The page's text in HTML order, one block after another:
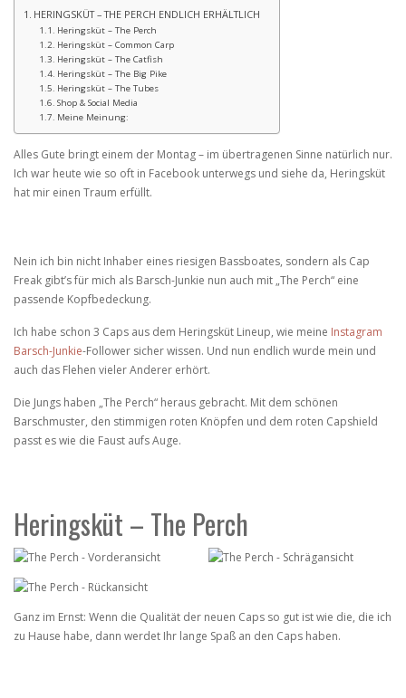
HERINGSKÜT – THE PERCH ENDLICH ERHÄLTLICH
Heringsküt – The Perch
Heringsküt – Common Carp
Heringsküt – The Catfish
Heringsküt – The Big Pike
Heringsküt – The Tubes
Shop & Social Media
Meine Meinung:
Alles Gute bringt einem der Montag – im übertragenen Sinne natürlich nur.
Ich war heute wie so oft in Facebook unterwegs und siehe da, Heringsküt
hat mir einen Traum erfüllt.
Nein ich bin nicht Inhaber eines riesigen Bassboates, sondern als Cap
Freak gibt’s für mich als Barsch-Junkie nun auch mit „The Perch“ eine
passende Kopfbedeckung.
Ich habe schon 3 Caps aus dem Heringsküt Lineup, wie meine Instagram
Barsch-Junkie-Follower sicher wissen. Und nun endlich wurde mein und
auch das Flehen vieler Anderer erhört.
Die Jungs haben „The Perch“ heraus gebracht. Mit dem schönen
Barschmuster, den stimmigen roten Knöpfen und dem roten Capshield
passt es wie die Faust aufs Auge.
Heringsküt – The Perch
Ganz im Ernst: Wenn die Qualität der neuen Caps so gut ist wie die, die ich
zu Hause habe, dann werdet Ihr lange Spaß an den Caps haben.